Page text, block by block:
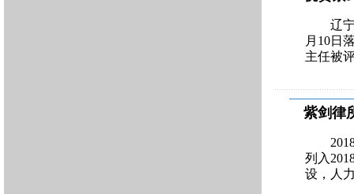
辽
月10日
主任被
紫剑律
列入
设，人